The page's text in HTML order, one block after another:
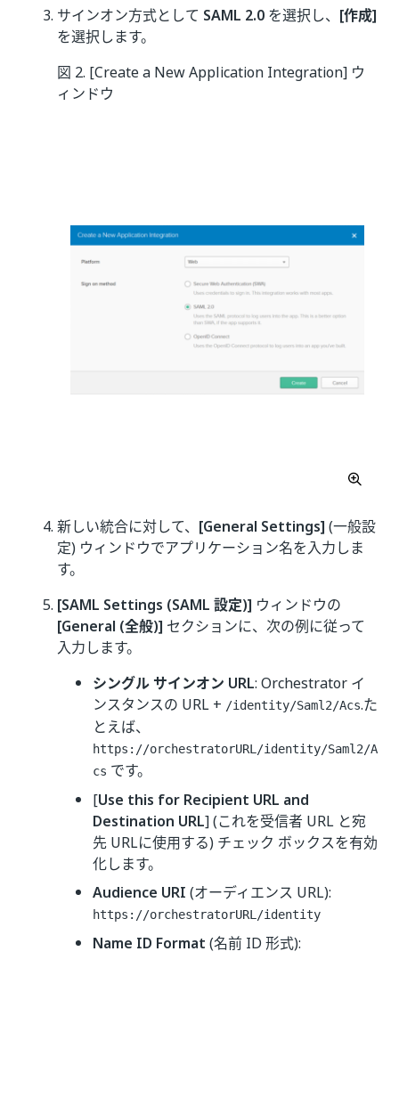
サインオン方式として SAML 2.0 を選択し、 [作成]
を選択します。
図 2. [Create a New Application Integration] ウ
ィンドウ
新しい統合に対して、 [General Settings] (一般設
定) ウィンドウでアプリケーション名を入力しま
す。
[SAML Settings (SAML 設定)] ウィンドウの
[General (全般)] セクションに、次の例に従って
入力します。
シングル サインオン URL: Orchestrator イ
ンスタンスの URL + /identity/Saml2/Acs.た
とえば、
https://orchestratorURL/identity/Saml2/A
cs です。
[Use this for Recipient URL and
Destination URL] (これを受信者 URL と宛
先 URLに使用する) チェック ボックスを有効
化します。
Audience URI (オーディエンス URL):
https://orchestratorURL/identity
Name ID Format (名前 ID 形式):